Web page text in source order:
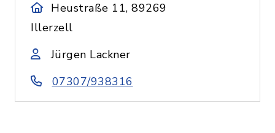
Heustraße 11, 89269
Illerzell
Jürgen Lackner
07307/938316